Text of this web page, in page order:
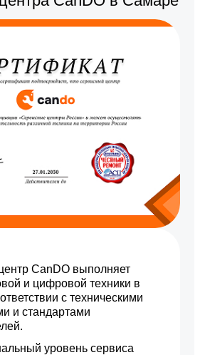
7000 р
CanDO выполняет
и цифровой техники в
с техническими
и стандартами
уровень сервиса